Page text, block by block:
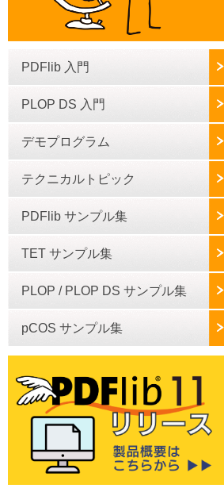
PDFlib 入門
PLOP DS 入門
デモプログラム
テクニカルトピック
PDFlib サンプル集
TET サンプル集
PLOP / PLOP DS サンプル集
pCOS サンプル集